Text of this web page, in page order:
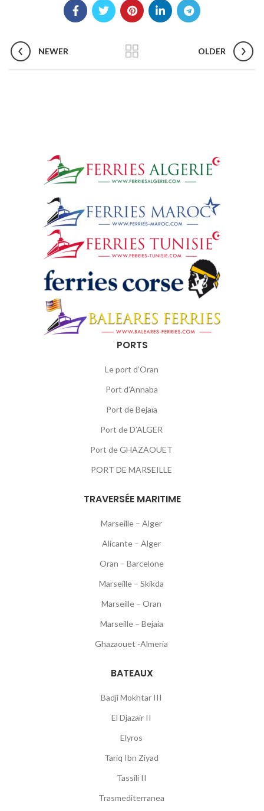
NEWER OLDER
PORTS
Le port d’Oran
Port d’Annaba
Port de Bejaïa
Port de D’ALGER
Port de GHAZAOUET
PORT DE MARSEILLE
TRAVERSÉE MARITIME
Marseille – Alger
Alicante – Alger
Oran – Barcelone
Marseille – Skikda
Marseille – Oran
Marseille – Bejaia
Ghazaouet -Almeria
BATEAUX
Badji Mokhtar III
El Djazair II
Elyros
Tariq Ibn Ziyad
Tassili II
Trasmediterranea